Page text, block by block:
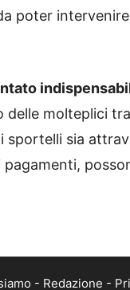
poter
delle molteplici
sia
- Redazione -